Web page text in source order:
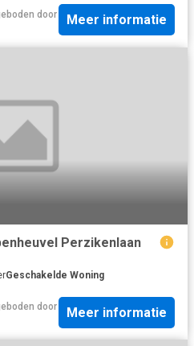
door
Meer informatie
Perzikenlaan
Geschakelde Woning
door
Meer informatie